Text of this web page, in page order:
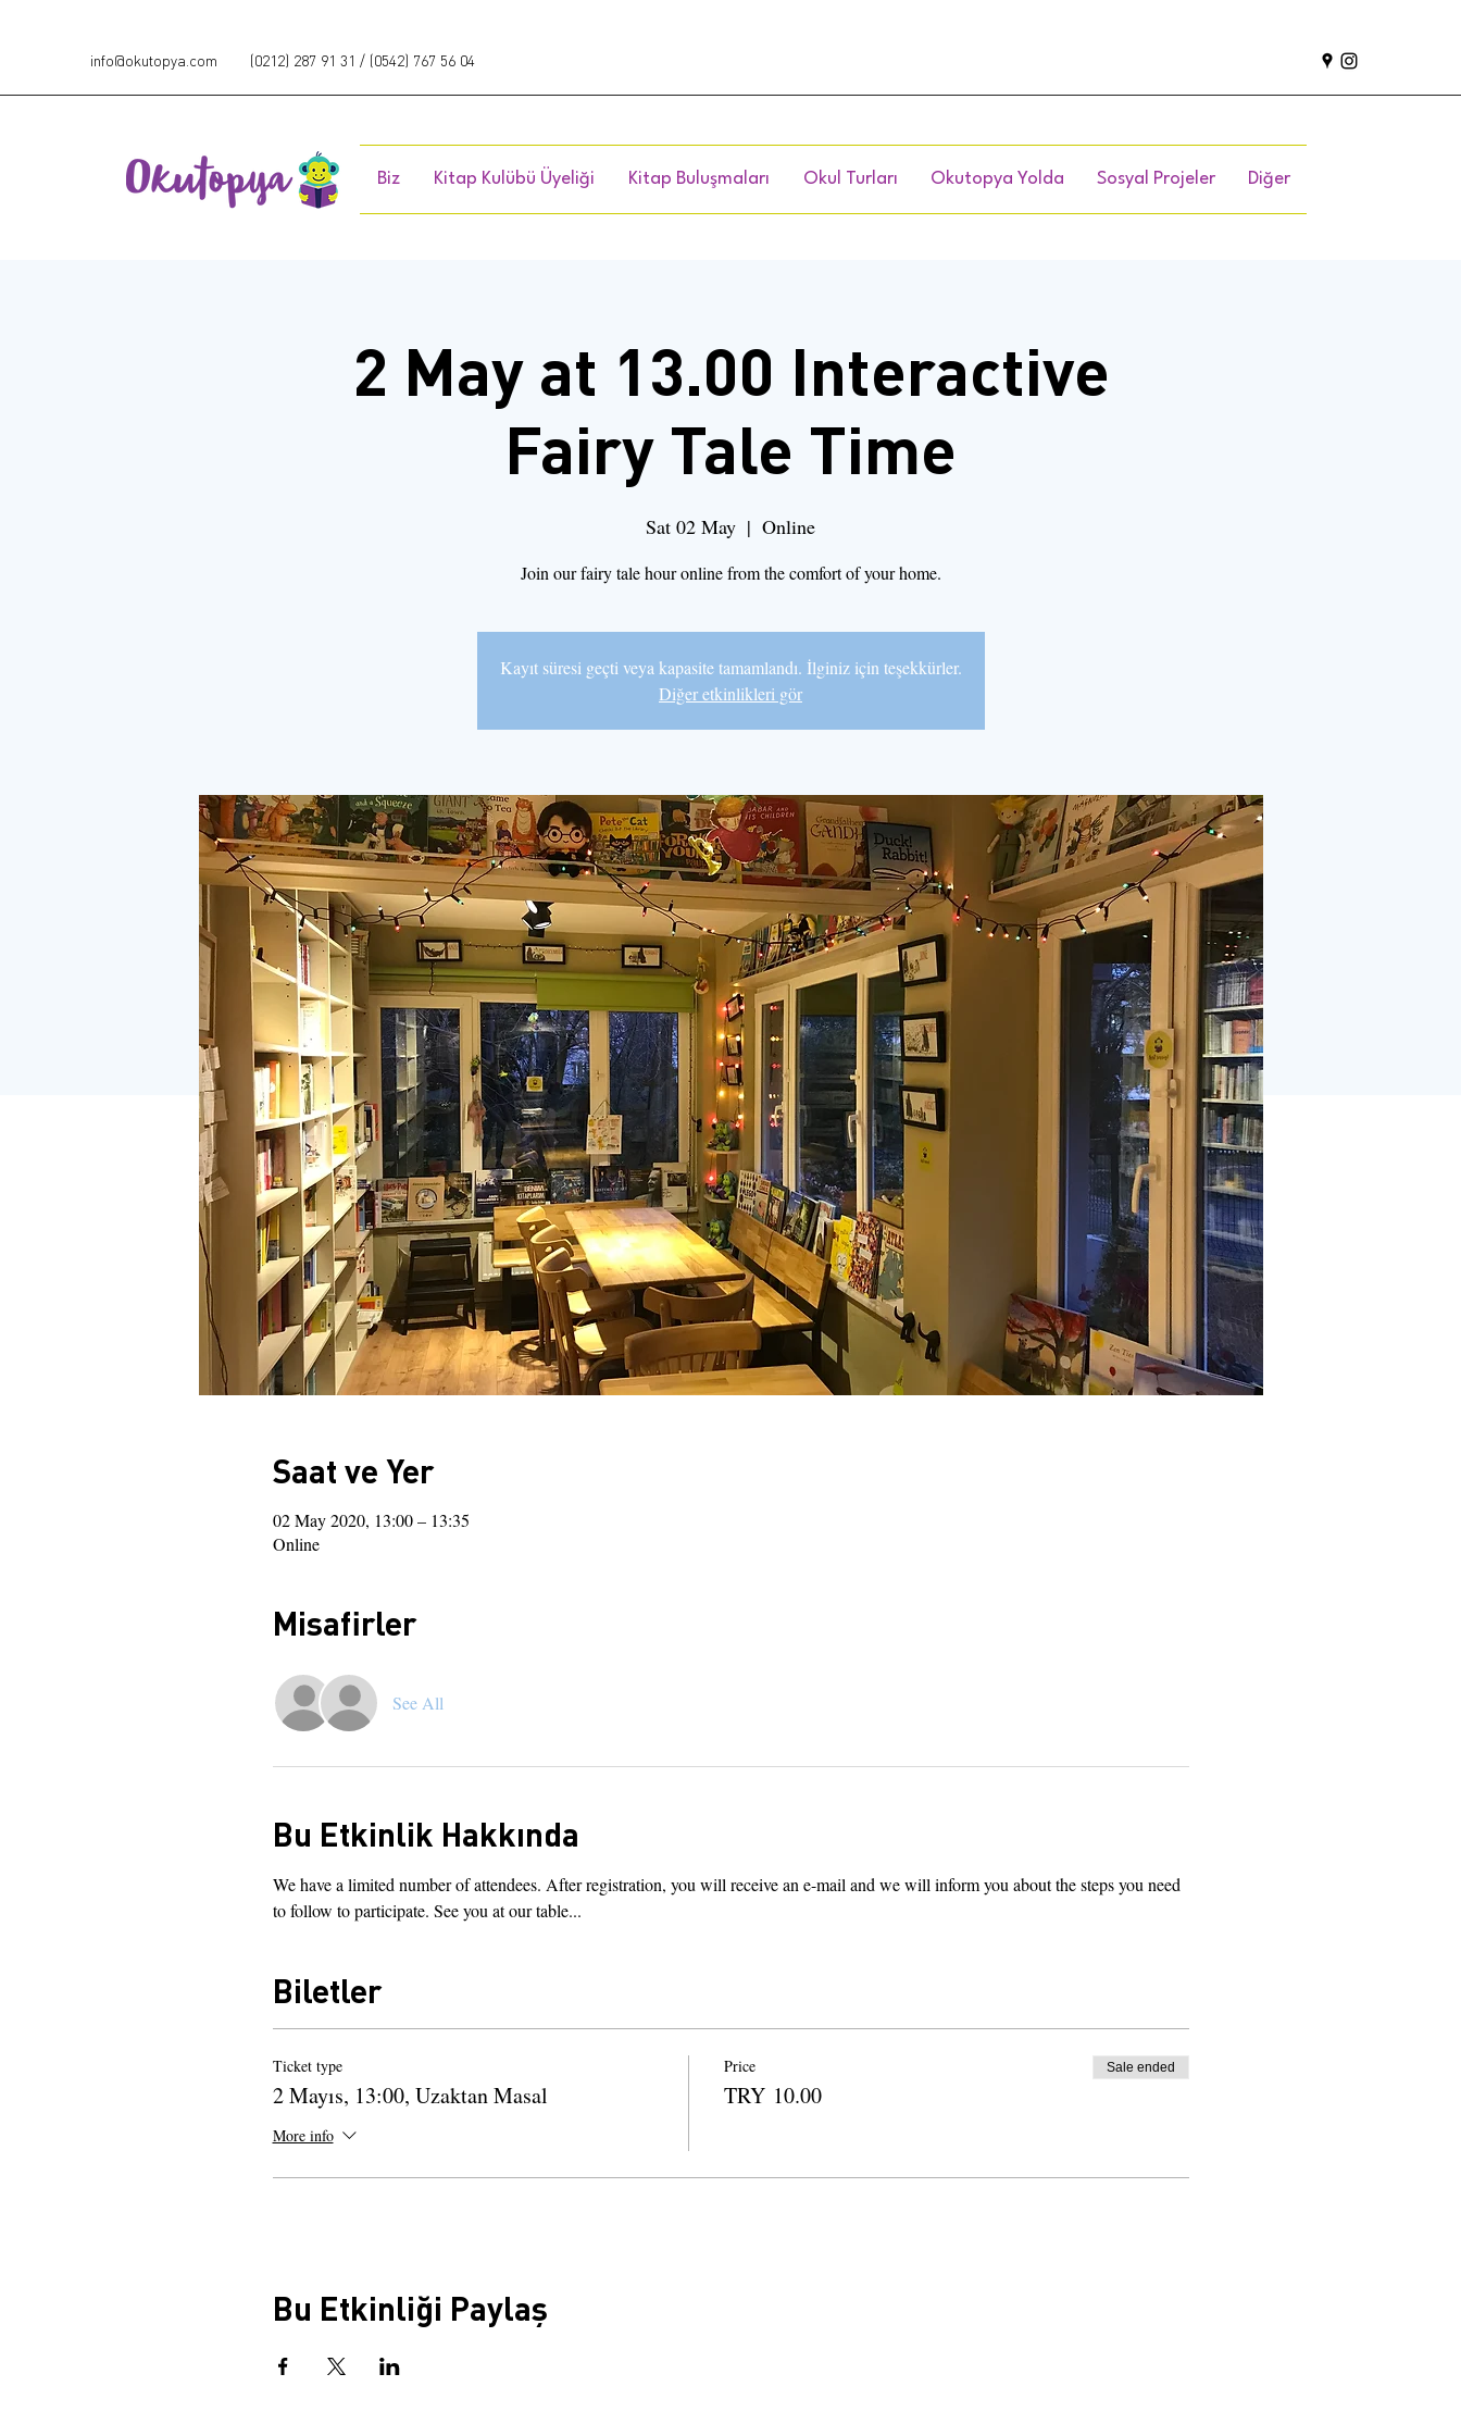
info@okutopya.com (0212) 287 91 31 / (0542) 767 56 04
Biz Kitap Kulübü Üyeliği Kitap Buluşmaları Okul Turları Okutopya Yolda Sosyal Projeler Diğer
2 May at 13.00 Interactive
Fairy Tale Time
Sat 02 May
  |
Online
Join our fairy tale hour online from the comfort of your home.
Kayıt süresi geçti veya kapasite tamamlandı. İlginiz için teşekkürler.
Diğer etkinlikleri gör
Saat ve Yer
02 May 2020, 13:00 – 13:35
Online
Misafirler
See All
Bu Etkinlik Hakkında
We have a limited number of attendees. After registration, you will receive an e-mail and we will inform you about the steps you need
to follow to participate. See you at our table...
Biletler
Ticket type
2 Mayıs, 13:00, Uzaktan Masal
More info
Price
TRY 10.00
Sale ended
Bu Etkinliği Paylaş